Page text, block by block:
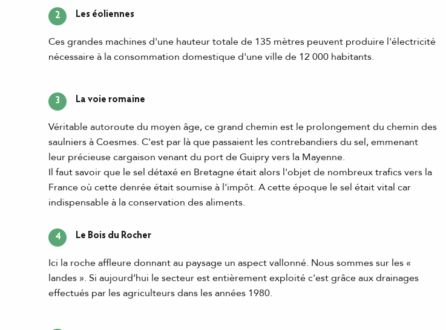
2 Les éoliennes
Ces grandes machines d'une hauteur totale de 135 mètres peuvent produire l'électricité
nécessaire à la consommation domestique d'une ville de 12 000 habitants.
3 La voie romaine
Véritable autoroute du moyen âge, ce grand chemin est le prolongement du chemin des
saulniers à Coesmes. C'est par là que passaient les contrebandiers du sel, emmenant
leur précieuse cargaison venant du port de Guipry vers la Mayenne.
Il faut savoir que le sel détaxé en Bretagne était alors l'objet de nombreux trafics vers la
France où cette denrée était soumise à l'impôt. A cette époque le sel était vital car
indispensable à la conservation des aliments.
4 Le Bois du Rocher
Ici la roche affleure donnant au paysage un aspect vallonné. Nous sommes sur les «
landes ». Si aujourd’hui le secteur est entièrement exploité c'est grâce aux drainages
effectués par les agriculteurs dans les années 1980.